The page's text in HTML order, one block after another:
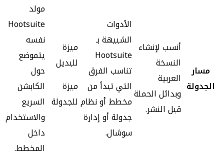
مسار
الجدولة
أنسب لإنشاء
النسخة
العربية
وبدائل الحملة
قبل النشر.
الأدوات
الشبيهة بـ
Hootsuite
تناسب الفرق
التي تبدأ من
مخطط أو نظام
جدولة أو إدارة
سوشال.
ميزة
للبديل
ميزة
للجدولة
مولد
Hootsuite
نفسه
يتموضع
حول
الكابشن
السريع
والاستخدام
داخل
المخطط.